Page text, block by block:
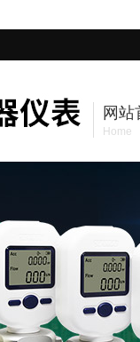
网站
Home